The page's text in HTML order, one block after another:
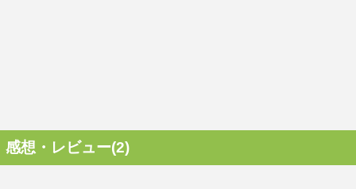
感想・レビュー(2)